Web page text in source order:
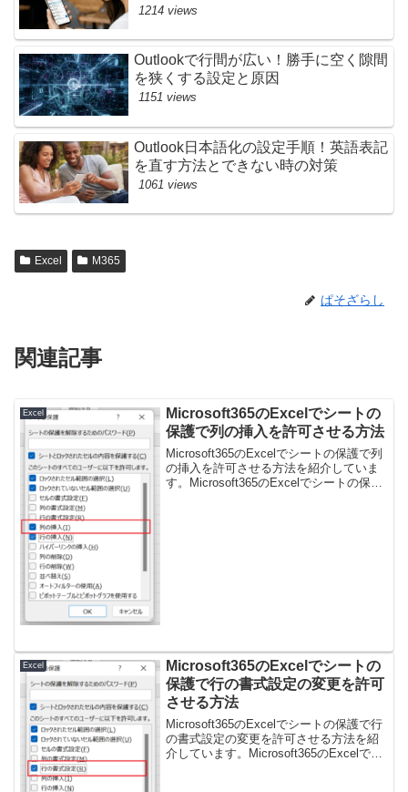
1214 views
Outlookで行間が広い！勝手に空く隙間
を狭くする設定と原因
1151 views
Outlook日本語化の設定手順！英語表記
を直す方法とできない時の対策
1061 views
Excel M365
ぱそざらし
関連記事
Excel
Microsoft365のExcelでシートの
保護で列の挿入を許可させる方法
Microsoft365のExcelでシートの保護で列
の挿入を許可させる方法を紹介していま
す。Microsoft365のExcelでシートの保護
Excel
Microsoft365のExcelでシートの
保護で行の書式設定の変更を許可
させる方法
Microsoft365のExcelでシートの保護で行
の書式設定の変更を許可させる方法を紹
介しています。Microsoft365のExcelでシ